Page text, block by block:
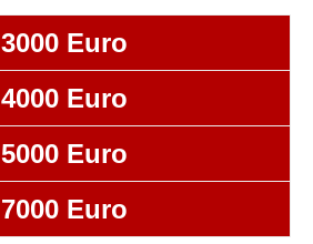
3000 Euro
4000 Euro
5000 Euro
7000 Euro